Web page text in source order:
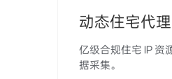
动态住宅代理
亿级合规住宅 IP 资
据采集。